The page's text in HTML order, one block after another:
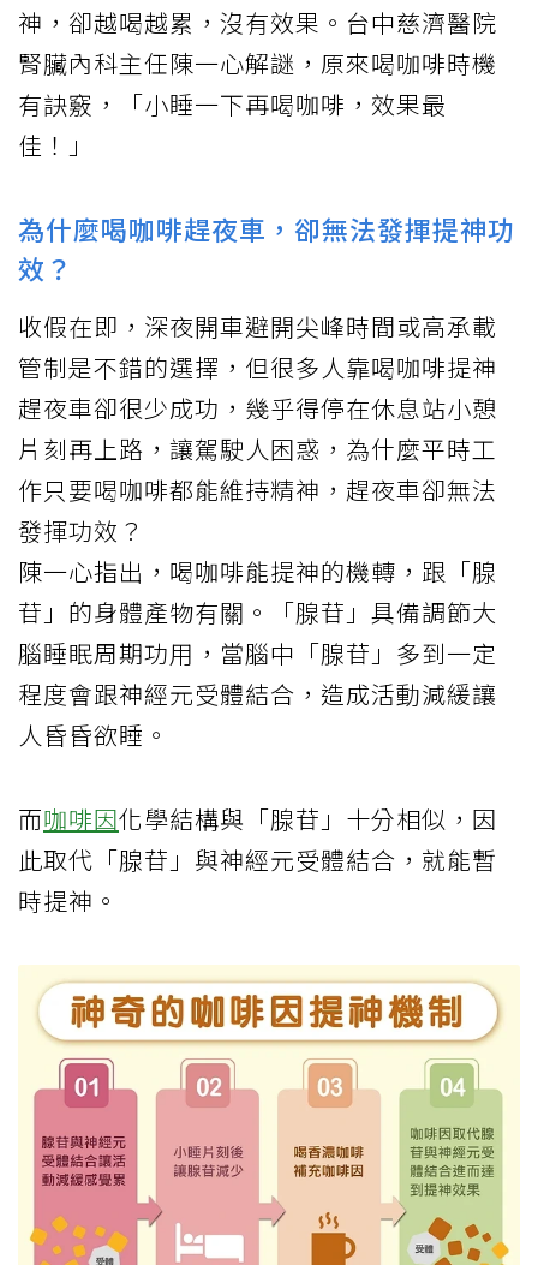
神，卻越喝越累，沒有效果。台中慈濟醫院
腎臟內科主任陳一心解謎，原來喝咖啡時機
有訣竅，「小睡一下再喝咖啡，效果最
佳！」
為什麼喝咖啡趕夜車，卻無法發揮提神功
效？
收假在即，深夜開車避開尖峰時間或高承載
管制是不錯的選擇，但很多人靠喝咖啡提神
趕夜車卻很少成功，幾乎得停在休息站小憩
片刻再上路，讓駕駛人困惑，為什麼平時工
作只要喝咖啡都能維持精神，趕夜車卻無法
發揮功效？
陳一心指出，喝咖啡能提神的機轉，跟「腺
苷」的身體產物有關。「腺苷」具備調節大
腦睡眠周期功用，當腦中「腺苷」多到一定
程度會跟神經元受體結合，造成活動減緩讓
人昏昏欲睡。
而咖啡因化學結構與「腺苷」十分相似，因
此取代「腺苷」與神經元受體結合，就能暫
時提神。